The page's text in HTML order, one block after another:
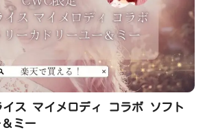
イス マイメロディ コラボ ソフト
ミー